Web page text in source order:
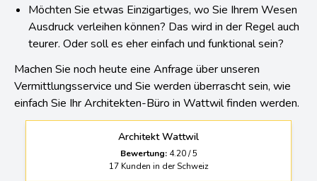
Möchten Sie etwas Einzigartiges, wo Sie Ihrem Wesen
Ausdruck verleihen können? Das wird in der Regel auch
Machen Sie noch heute eine Anfrage über unseren
Vermittlungsservice und Sie werden überrascht sein, wie
einfach Sie Ihr Architekten-Büro in Wattwil finden werden.
Architekt Wattwil
Bewertung:4.20/5